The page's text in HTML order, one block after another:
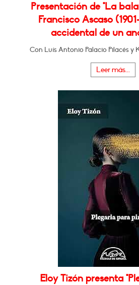
Presentación de "La
Francisco Ascaso
accidental de un
Con Luís Antonio Palacio Pilacés y
Leer más...
Eloy Tizón presenta